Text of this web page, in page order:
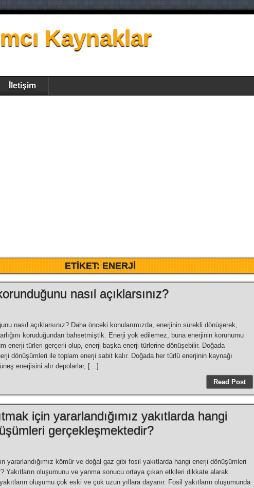
Kaynaklar
İletişim
ETIKET:ENERJI
nasıl açıklarsınız?
nasıl açıklarsınız? Daha önceki konularımızda, enerjinin sürekli dönüşerek,
koruduğundan bahsetmiştik. Enerji yok edilemez, buna enerjinin korunumu
enerji türleri gerçerli olup, enerji başka enerji türlerine dönüşebilir. Doğada
dönüşümleri ile toplam enerji sabit kalır. Doğada her türlü enerjinin kaynağı
enerjisini alır depolarlar, […]
Read Post
için yararlandığımız yakıtlarda hangi
gerçekleşmektedir?
yararlandığımız kömür ve doğal gaz gibi fosil yakıtlarda hangi enerji dönüşümleri
Yakıtların oluşumunu ve yanma sonucu ortaya çıkan etkileri dikkate alarak
oluşumu çok eski ve çok uzun yıllara dayanır. Fosil yakıtların oluşumunda